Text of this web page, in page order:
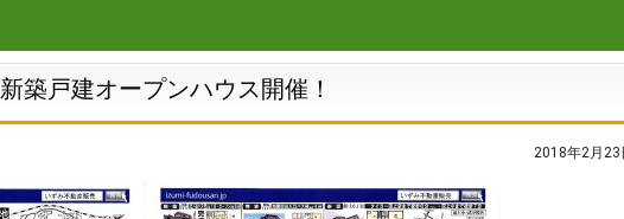
築戸建オープンハウス開催！
2018年2月23